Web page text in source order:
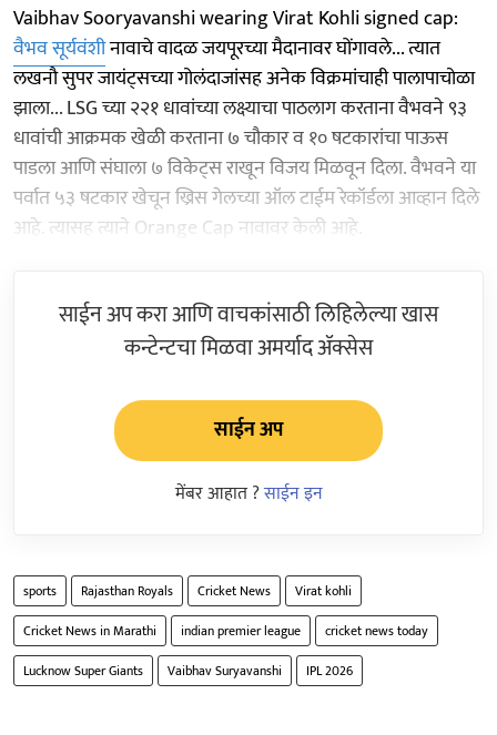
Vaibhav Sooryavanshi wearing Virat Kohli signed cap:
वैभव सूर्यवंशीनावाचे वादळ जयपूरच्या मैदानावर घोंगावले... त्यात
लखनौ सुपर जायंट्सच्या गोलंदाजांसह अनेक विक्रमांचाही पालापाचोळा
झाला... LSG च्या २२१ धावांच्या लक्ष्याचा पाठलाग करताना वैभवने ९३
धावांची आक्रमक खेळी करताना ७ चौकार व १० षटकारांचा पाऊस
पाडला आणि संघाला ७ विकेट्स राखून विजय मिळवून दिला. वैभवने या
पर्वात ५३ षटकार खेचून ख्रिस गेलच्या ऑल टाईम रेकॉर्डला आव्हान दिले
आहे. त्यासह त्याने Orange Cap नावावर केली आहे.
साईन अप करा आणि वाचकांसाठी लिहिलेल्या खास
कन्टेन्टचा मिळवा अमर्याद ॲक्सेस
साईन अप
मेंबर आहात ?साईन इन
sports Rajasthan Royals Cricket News
Virat kohli
Cricket News in Marathi
indian premier league
cricket news today
Lucknow Super Giants
Vaibhav Suryavanshi IPL 2026